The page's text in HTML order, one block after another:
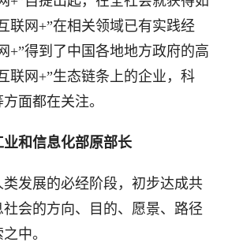
联网+”在相关领域已有实践经
+”得到了中国各地地方政府的高
联网+”生态链条上的企业，科
面都在关注。
业和信息化部原部长
发展的必经阶段，初步达成共
社会的方向、目的、愿景、路径
中。